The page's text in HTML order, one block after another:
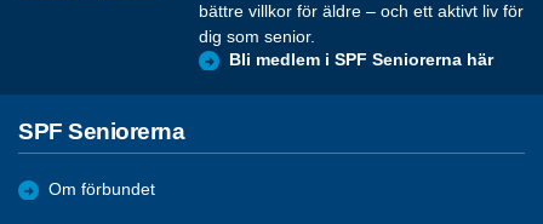
bättre villkor för äldre – och ett aktivt liv för
dig som senior.
Bli medlem i SPF Seniorerna här
SPF Seniorerna
Om förbundet